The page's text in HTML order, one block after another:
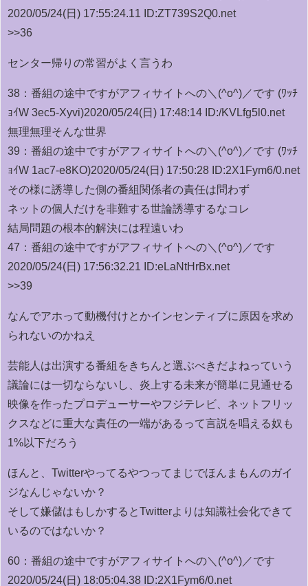
2020/05/24(日) 17:55:24.11 ID:ZT739S2Q0.net
>>36
センター帰りの常習がよく言うわ
38： 番組の途中ですがアフィサイトへの＼(^o^)／です (ﾜｯﾁ
ｮｲW 3ec5-Xyvi)2020/05/24(日) 17:48:14 ID:/KVLfg5l0.net
無理無理そんな世界
39： 番組の途中ですがアフィサイトへの＼(^o^)／です (ﾜｯﾁ
ｮｲW 1ac7-e8KO)2020/05/24(日) 17:50:28 ID:2X1Fym6/0.net
その様に誘導した側の番組関係者の責任は問わず
ネットの個人だけを非難する世論誘導するなコレ
結局問題の根本的解決には程遠いわ
47： 番組の途中ですがアフィサイトへの＼(^o^)／です
2020/05/24(日) 17:56:32.21 ID:eLaNtHrBx.net
>>39
なんでアホって動機付けとかインセンティブに原因を求め
られないのかねえ
芸能人は出演する番組をきちんと選ぶべきだよねっていう
議論には一切ならないし、炎上する未来が簡単に見通せる
映像を作ったプロデューサーやフジテレビ、ネットフリッ
クスなどに重大な責任の一端があるって言説を唱える奴も
1%以下だろう
ほんと、Twitterやってるやつってまじでほんまもんのガイ
ジなんじゃないか？
そして嫌儲はもしかするとTwitterよりは知識社会化できて
いるのではないか？
60： 番組の途中ですがアフィサイトへの＼(^o^)／です
2020/05/24(日) 18:05:04.38 ID:2X1Fym6/0.net